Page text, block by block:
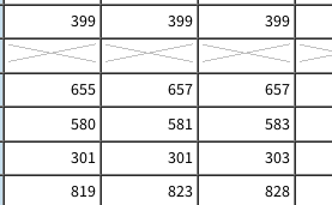
399 399 399
655 657 657
580 581 583
301 301 303
819 823 828